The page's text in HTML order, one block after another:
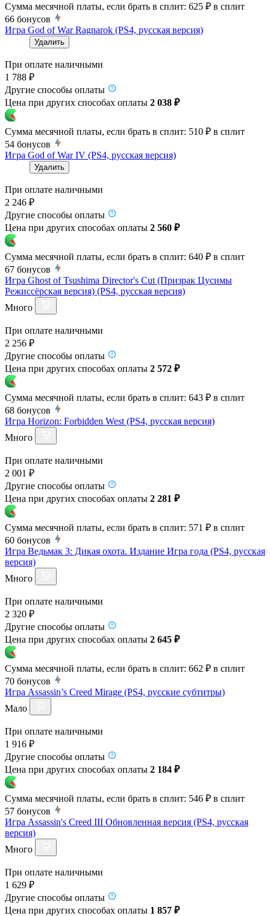
Сумма месячной платы, если брать в сплит: 625 ₽ в сплит
66 бонусов
Игра God of War Ragnarok (PS4, русская версия)
Удалить
При оплате наличными
1 788 ₽
Другие способы оплаты
Цена при других способах оплаты 2 038 ₽
Сумма месячной платы, если брать в сплит: 510 ₽ в сплит
54 бонусов
Игра God of War IV (PS4, русская версия)
Удалить
При оплате наличными
2 246 ₽
Другие способы оплаты
Цена при других способах оплаты 2 560 ₽
Сумма месячной платы, если брать в сплит: 640 ₽ в сплит
67 бонусов
Игра Ghost of Tsushima Director's Cut (Призрак Цусимы
Режиссёрская версия) (PS4, русская версия)
Много
При оплате наличными
2 256 ₽
Другие способы оплаты
Цена при других способах оплаты 2 572 ₽
Сумма месячной платы, если брать в сплит: 643 ₽ в сплит
68 бонусов
Игра Horizon: Forbidden West (PS4, русская версия)
Много
При оплате наличными
2 001 ₽
Другие способы оплаты
Цена при других способах оплаты 2 281 ₽
Сумма месячной платы, если брать в сплит: 571 ₽ в сплит
60 бонусов
Игра Ведьмак 3: Дикая охота. Издание Игра года (PS4, русская
версия)
Много
При оплате наличными
2 320 ₽
Другие способы оплаты
Цена при других способах оплаты 2 645 ₽
Сумма месячной платы, если брать в сплит: 662 ₽ в сплит
70 бонусов
Игра Assassin’s Creed Mirage (PS4, русские субтитры)
Мало
При оплате наличными
1 916 ₽
Другие способы оплаты
Цена при других способах оплаты 2 184 ₽
Сумма месячной платы, если брать в сплит: 546 ₽ в сплит
57 бонусов
Игра Assassin's Creed III Обновленная версия (PS4, русская
версия)
Много
При оплате наличными
1 629 ₽
Другие способы оплаты
Цена при других способах оплаты 1 857 ₽